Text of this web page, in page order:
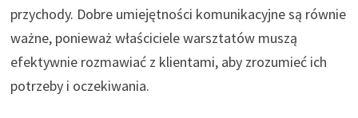
przychody. Dobre umiejętności komunikacyjne są równie
ważne, ponieważ właściciele warsztatów muszą
efektywnie rozmawiać z klientami, aby zrozumieć ich
potrzeby i oczekiwania.